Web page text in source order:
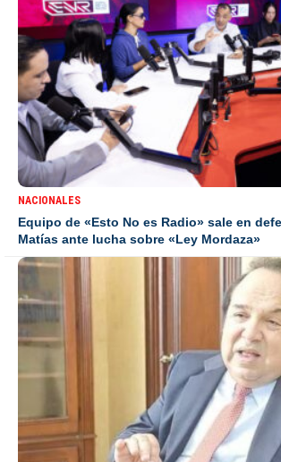
NACIONALES
Equipo de «Esto No es Radio» sale en
Matías ante lucha sobre «Ley Mordaza»